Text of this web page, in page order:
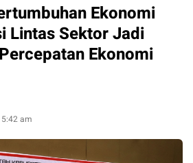
Ekonomi
Lintas Sektor Jadi
Ekonomi
am